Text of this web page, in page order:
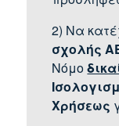
2) Να
σχολής
Νόμο
Χρήσεως